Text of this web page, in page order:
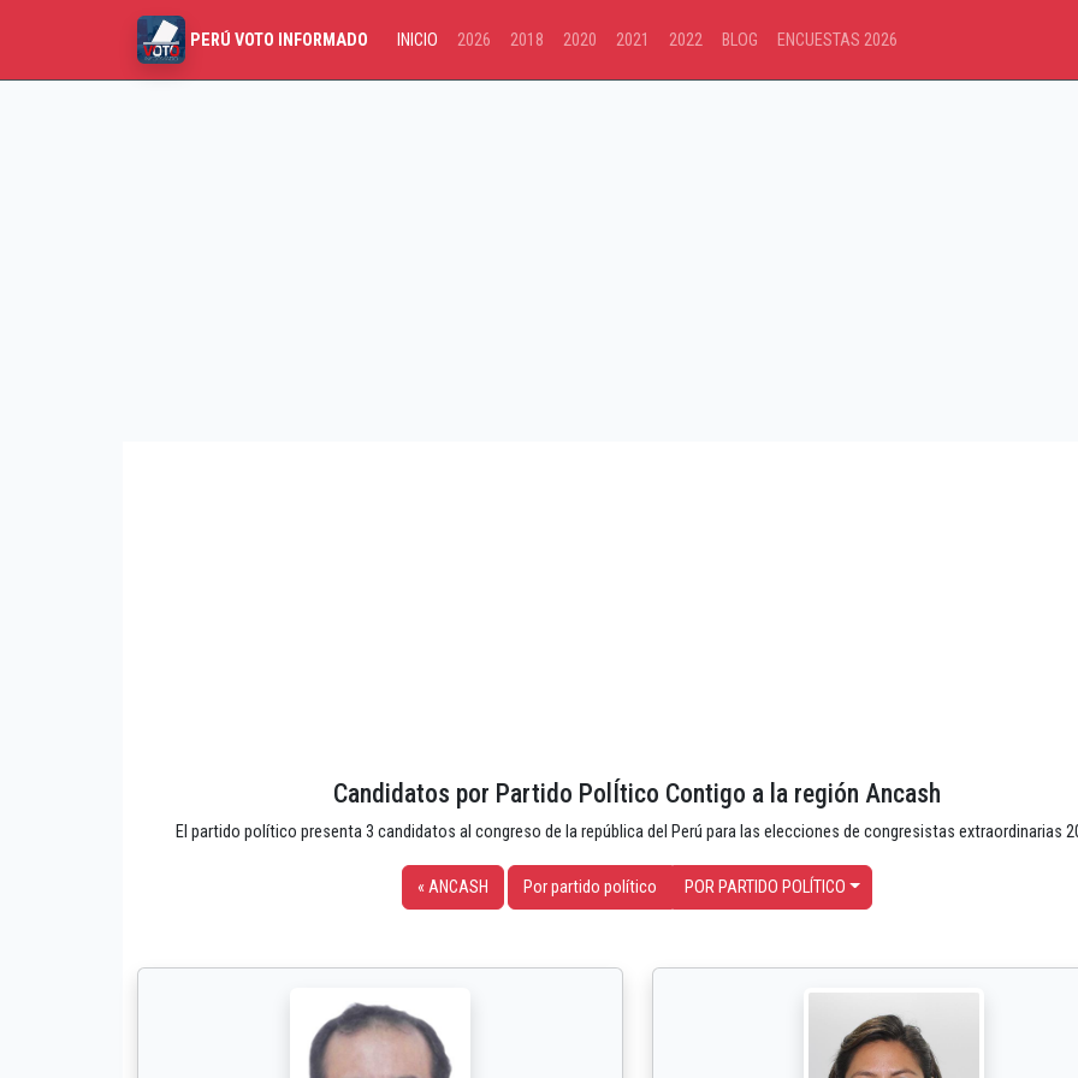
PERÚ VOTO INFORMADO INICIO 2026 2018 2020 2021 2022 BLOG ENCUESTAS 2026
Candidatos por Partido PolÍtico Contigo a la región Ancash
El partido político presenta 3 candidatos al congreso de la república del Perú para las elecciones de congresistas extraordinarias
« ANCASH Por partido político POR PARTIDO POLÍTICO